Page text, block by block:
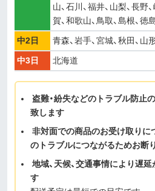
山、石川、福井、山梨、長野
賀、和歌山、鳥取、島根、徳
中2日 青森、岩手、宮城、秋田、山
中3日 北海道
盗難・紛失などのトラブル防止
致します
非対面での商品のお受け取りに
のトラブルにつながるためお断
地域、天候、交通事情により遅
す